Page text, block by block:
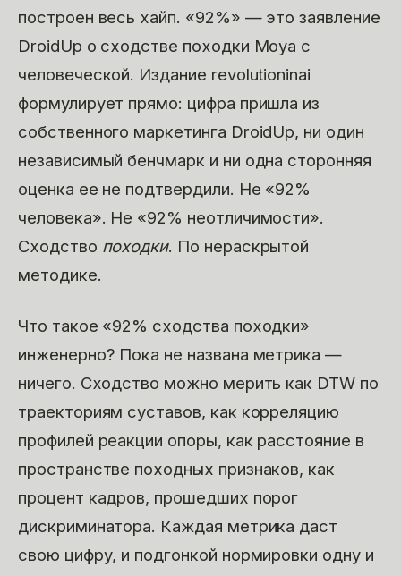
построен весь хайп. «92%» — это заявление
DroidUp о сходстве походки Moya с
человеческой. Издание revolutioninai
формулирует прямо: цифра пришла из
собственного маркетинга DroidUp, ни один
независимый бенчмарк и ни одна сторонняя
оценка ее не подтвердили. Не «92%
человека». Не «92% неотличимости».
Сходство походки. По нераскрытой
методике.
Что такое «92% сходства походки»
инженерно? Пока не названа метрика —
ничего. Сходство можно мерить как DTW по
траекториям суставов, как корреляцию
профилей реакции опоры, как расстояние в
пространстве походных признаков, как
процент кадров, прошедших порог
дискриминатора. Каждая метрика даст
свою цифру, и подгонкой нормировки одну и